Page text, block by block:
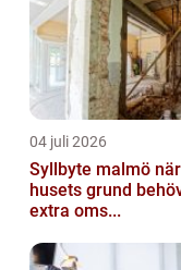
04 juli 2026
Syllbyte malmö när
husets grund
extra oms...